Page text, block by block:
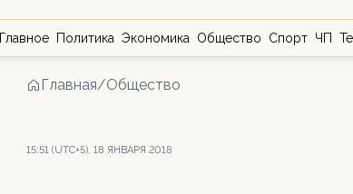
Главное Политика Экономика Общество Спорт ЧП
Главная/Общество
15:51 (UTC+5), 18 ЯНВАРЯ 2018